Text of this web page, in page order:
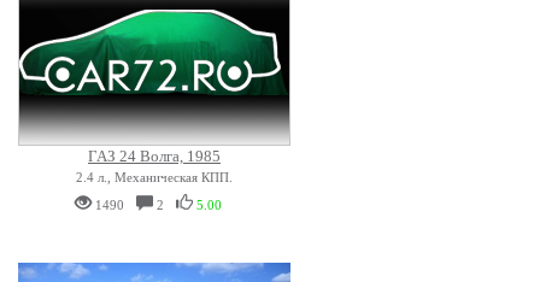
ГАЗ 24 Волга, 1985
2.4 л., Механическая КПП.
1490
2 5.00